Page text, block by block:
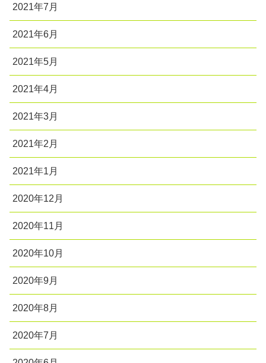
2021年7月
2021年6月
2021年5月
2021年4月
2021年3月
2021年2月
2021年1月
2020年12月
2020年11月
2020年10月
2020年9月
2020年8月
2020年7月